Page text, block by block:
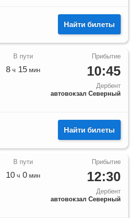
Найти билеты
10:45
Дербент
автовокзал Северный
8 ч 15 мин
Найти билеты
12:30
Дербент
автовокзал Северный
10 ч 0 мин